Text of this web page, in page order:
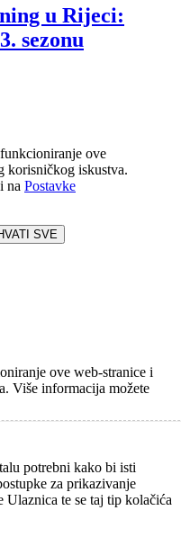
u Rijeci:
sezonu
ove
korisničkog iskustva.
na Postavke
SVE
ove web-stranice i
Više informacija možete
potrebni kako bi isti
za prikazivanje
Ulaznica te se taj tip kolačića